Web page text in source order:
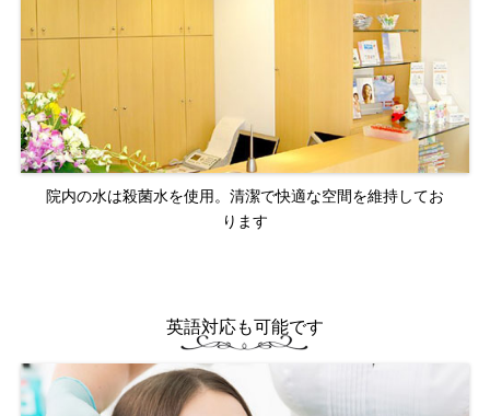
院内の水は殺菌水を使用。清潔で快適な空間を維持してお
ります
英語対応も可能です